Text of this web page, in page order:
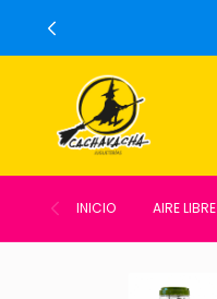
INICIO AIRE LIBRE